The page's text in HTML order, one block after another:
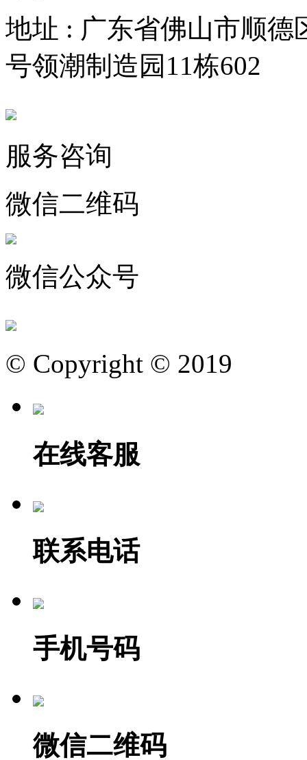
地址 : 广东省佛山市顺德
号领潮制造园11栋602
服务咨询
微信二维码
微信公众号
© Copyright © 2019
在线客服
联系电话
手机号码
微信二维码